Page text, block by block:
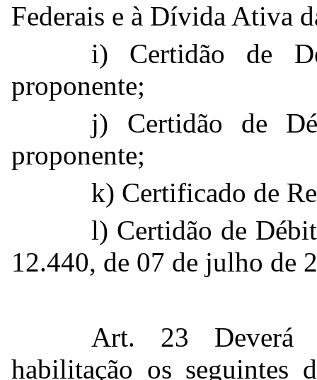
Federais e à Dívida Ativa
i) Certidão de
proponente;
j) Certidão de
proponente;
k) Certificado de
l) Certidão de
12.440, de 07 de julho de
Art. 23 Deverá
habilitação os seguintes